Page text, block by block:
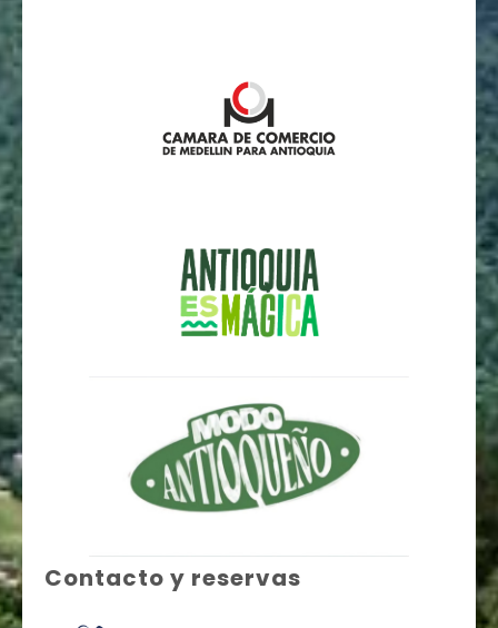
Contacto y reservas